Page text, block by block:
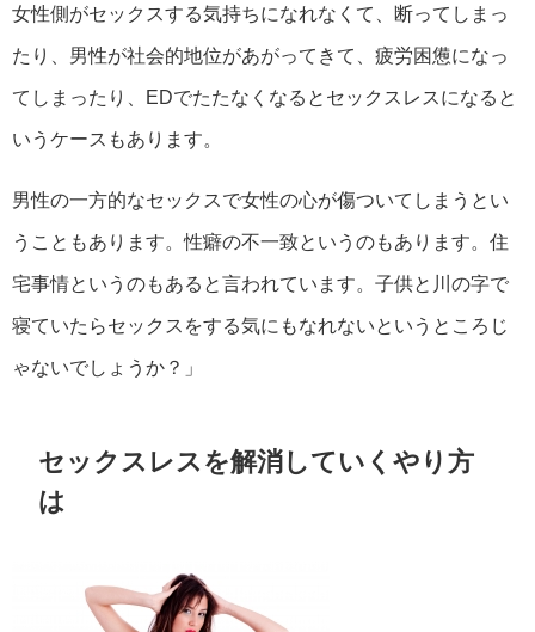
女性側がセックスする気持ちになれなくて、断ってしまっ
たり、男性が社会的地位があがってきて、疲労困憊になっ
てしまったり、EDでたたなくなるとセックスレスになると
いうケースもあります。
男性の一方的なセックスで女性の心が傷ついてしまうとい
うこともあります。性癖の不一致というのもあります。住
宅事情というのもあると言われています。子供と川の字で
寝ていたらセックスをする気にもなれないというところじ
ゃないでしょうか？」
セックスレスを解消していくやり方
は